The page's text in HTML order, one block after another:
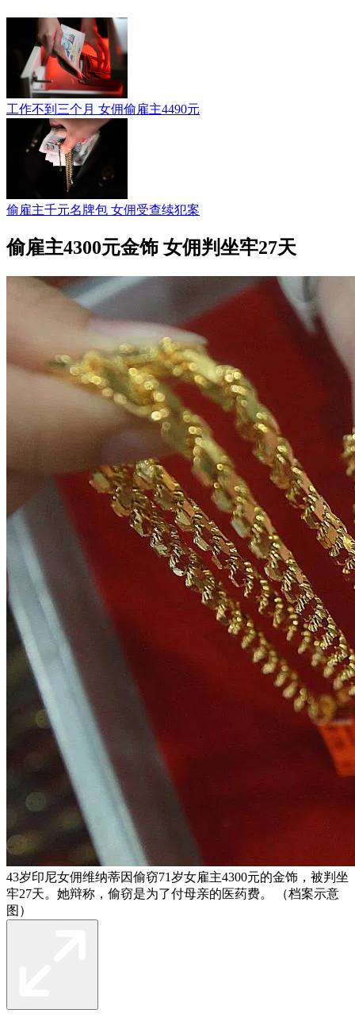
工作不到三个月 女佣偷雇主4490元
偷雇主千元名牌包 女佣受查续犯案
偷雇主4300元金饰 女佣判坐牢27天
43岁印尼女佣维纳蒂因偷窃71岁女雇主4300元的金饰，被判坐
牢27天。她辩称，偷窃是为了付母亲的医药费。 （档案示意
图）